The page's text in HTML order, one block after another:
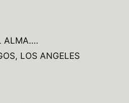
ALMA….
LOS ANGELES